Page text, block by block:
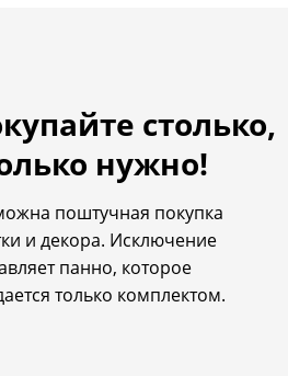
столько,
нужно!
поштучная покупка
и декора. Исключение
панно, которое
только комплектом.